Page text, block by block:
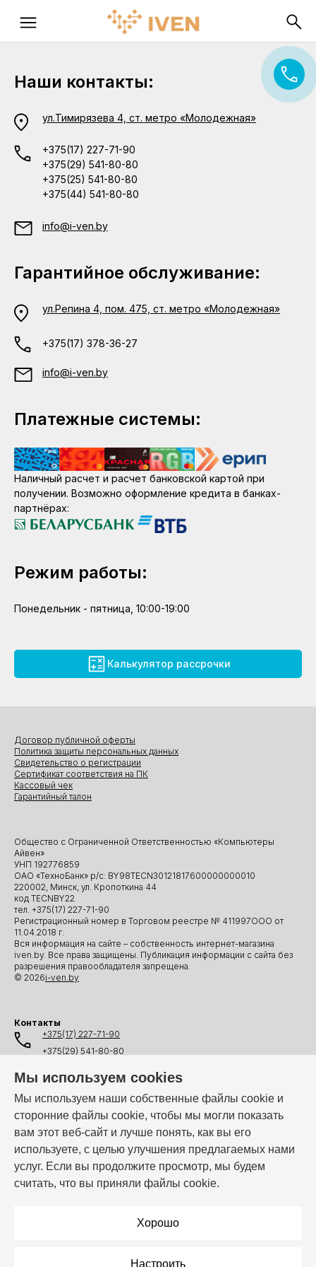
Мы используем cookies
Мы используем наши собственные файлы cookie и
сторонние файлы cookie, чтобы мы могли показать
вам этот веб-сайт и лучше понять, как вы его
используете, с целью улучшения предлагаемых нами
услуг. Если вы продолжите просмотр, мы будем
считать, что вы приняли файлы cookie.
Хорошо
Настроить
Наши контакты:
ул.Тимирязева 4, ст. метро «Молодежная»
+375(17) 227-71-90
+375(29) 541-80-80
+375(25) 541-80-80
+375(44) 541-80-80
info@i-ven.by
Гарантийное обслуживание:
ул.Репина 4, пом. 475, ст. метро «Молодежная»
+375(17) 378-36-27
info@i-ven.by
Платежные системы:
Наличный расчет и расчет банковской картой при
получении. Возможно оформление кредита в банках-
партнёрах:
Режим работы:
Понедельник - пятница, 10:00-19:00
Калькулятор рассрочки
Общество с Ограниченной Ответственностью «Компьютеры
Айвен»
УНП 192776859
ОАО «ТехноБанк» р/с: BY98TECN30121817600000000010
220002, Минск, ул. Кропоткина 44
код TECNBY22
тел. +375(17) 227-71-90
Регистрационный номер в Торговом реестре № 411997ООО от
11.04.2018 г.
Вся информация на сайте – собственность интернет-магазина
iven.by. Все права защищены. Публикация информации с сайта без
разрешения правообладателя запрещена.
© 2026i-ven.by
Договор публичной оферты
Политика защиты персональных данных
Свидетельство о регистрации
Сертификат соответствия на ПК
Кассовый чек
Гарантийный талон
Контакты
+375(17) 227-71-90
+375(29) 541-80-80
+375(44) 541-80-80
info@i-ven.by
Мы в мессенджерах:
Режим работы: Пн–Пт: 10:00 – 19:00